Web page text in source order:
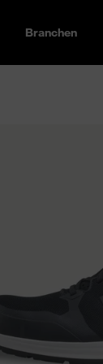
Branchen